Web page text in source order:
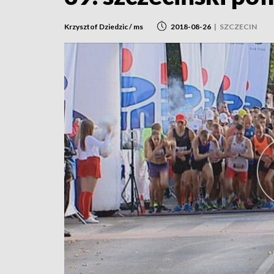
Krzysztof Dziedzic / ms 2018-08-26 | SZCZECIN